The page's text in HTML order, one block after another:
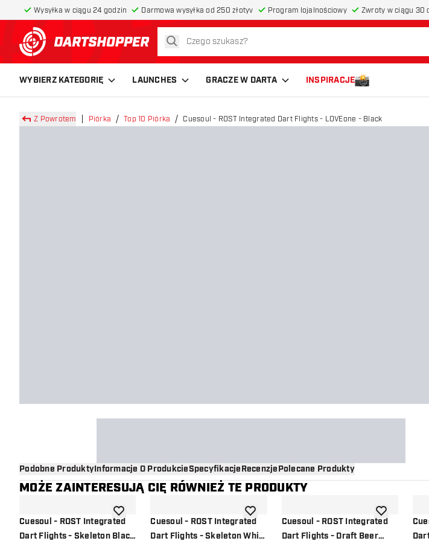
Wysyłka w ciągu 24 godzin Darmowa wysyłka od 250 złotyv Program lojalnościowy Zwroty w ciągu 30
powrót do strony głównej
szukaj
WYBIERZ KATEGORIĘ LAUNCHES GRACZE W DARTA INSPIRACJE
Z Powrotem Piórka Top 10 Piórka Cuesoul - ROST Integrated Dart Flights - LOVEone - Black
Podobne ProduktyInformacje O ProdukcieSpecyfikacjeRecenzjePolecane Produkty
MOŻE ZAINTERESUJĄ CIĘ RÓWNIEŻ TE PRODUKTY
Cuesoul - ROST Integrated
Dart Flights - Skeleton Black
dodaj do listy życzeńCuesoul - ROST Integrated
Dart Flights - Skeleton White
dodaj do listy życzeńCuesoul - ROST Integrated
Dart Flights - Draft Beer
dodaj do listy